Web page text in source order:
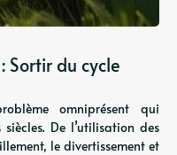
du cycle
omniprésent qui
De l’utilisation des
le divertissement et